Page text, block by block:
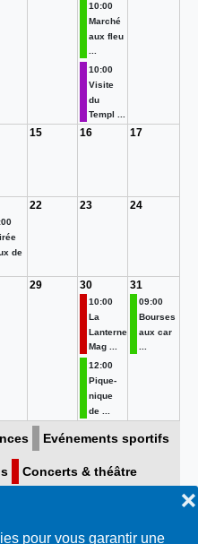
pour vous garantir une
❌
10:00
Marché
aux fleu
...
10:00
Visite
du
Templ ...
15 16 17
de
22 23 24
29 30
10:00
La
Lanterne
Mag ...
12:00
Pique-
nique
de ...
31
09:00
Bourses
aux car
...
Evénements sportifs
Concerts & théâtre